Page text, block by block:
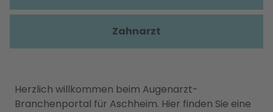
Herzlich willkommen beim Augenarzt-
Branchenportal für Aschheim. Hier finden Sie eine
Zahnarzt